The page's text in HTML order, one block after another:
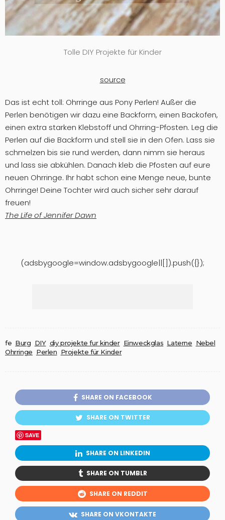
Tolle DIY Projekte für Kinder
source
Das ist echt toll: Ohrringe aus Pony Perlen! Außer die
Perlen benötigen wir dazu eine Backform, einen Backofen,
einen extra starken Klebstoff und Ohrring-Pfosten. Leg die
Perlen auf die Backform und stell sie in den Ofen. Lass sie
schmelzen bis sie rund werden, dann nimm sie heraus
und lass sie abkühlen. Danach kleb die Pfosten auf eure
neuen Ohrringe. Ihr habt schon eine Menge neue, bunte
Ohrringe! Deine Tochter wird auch sicher sehr darauf
freuen!
The Life of Jennifer Dawn
(adsbygoogle=window.adsbygoogle||[]).push({});
fe Burg DIY diy projekte fur kinder Einweckglas Laterne Nebel
Ohrringe Perlen Projekte für Kinder
SHARE ON FACEBOOK
SHARE ON TWITTER
SAVE
SHARE ON LINKEDIN
SHARE ON TUMBLR
SHARE ON REDDIT
SHARE ON VKONTAKTE